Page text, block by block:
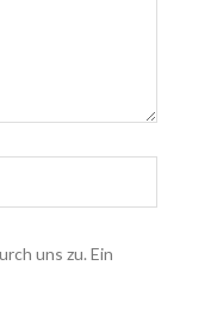
uns zu. Ein